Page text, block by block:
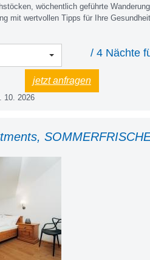
wöchentlich geführte
mit wertvollen Tipps für Ihre
und Liegewiese mit
Rodel und Rutschteller, Fahrräder,
Bibliothek, W-LAN im ganzen Haus,
attraktive Ermäßigungen mit unserer
2 x wöchentlich geführte
und Wasserwelt Haldensee inklusive,
im ganzen Haus; kleine Überraschung</
/ 4 Nächte
jetzt anfragen
10. 2026